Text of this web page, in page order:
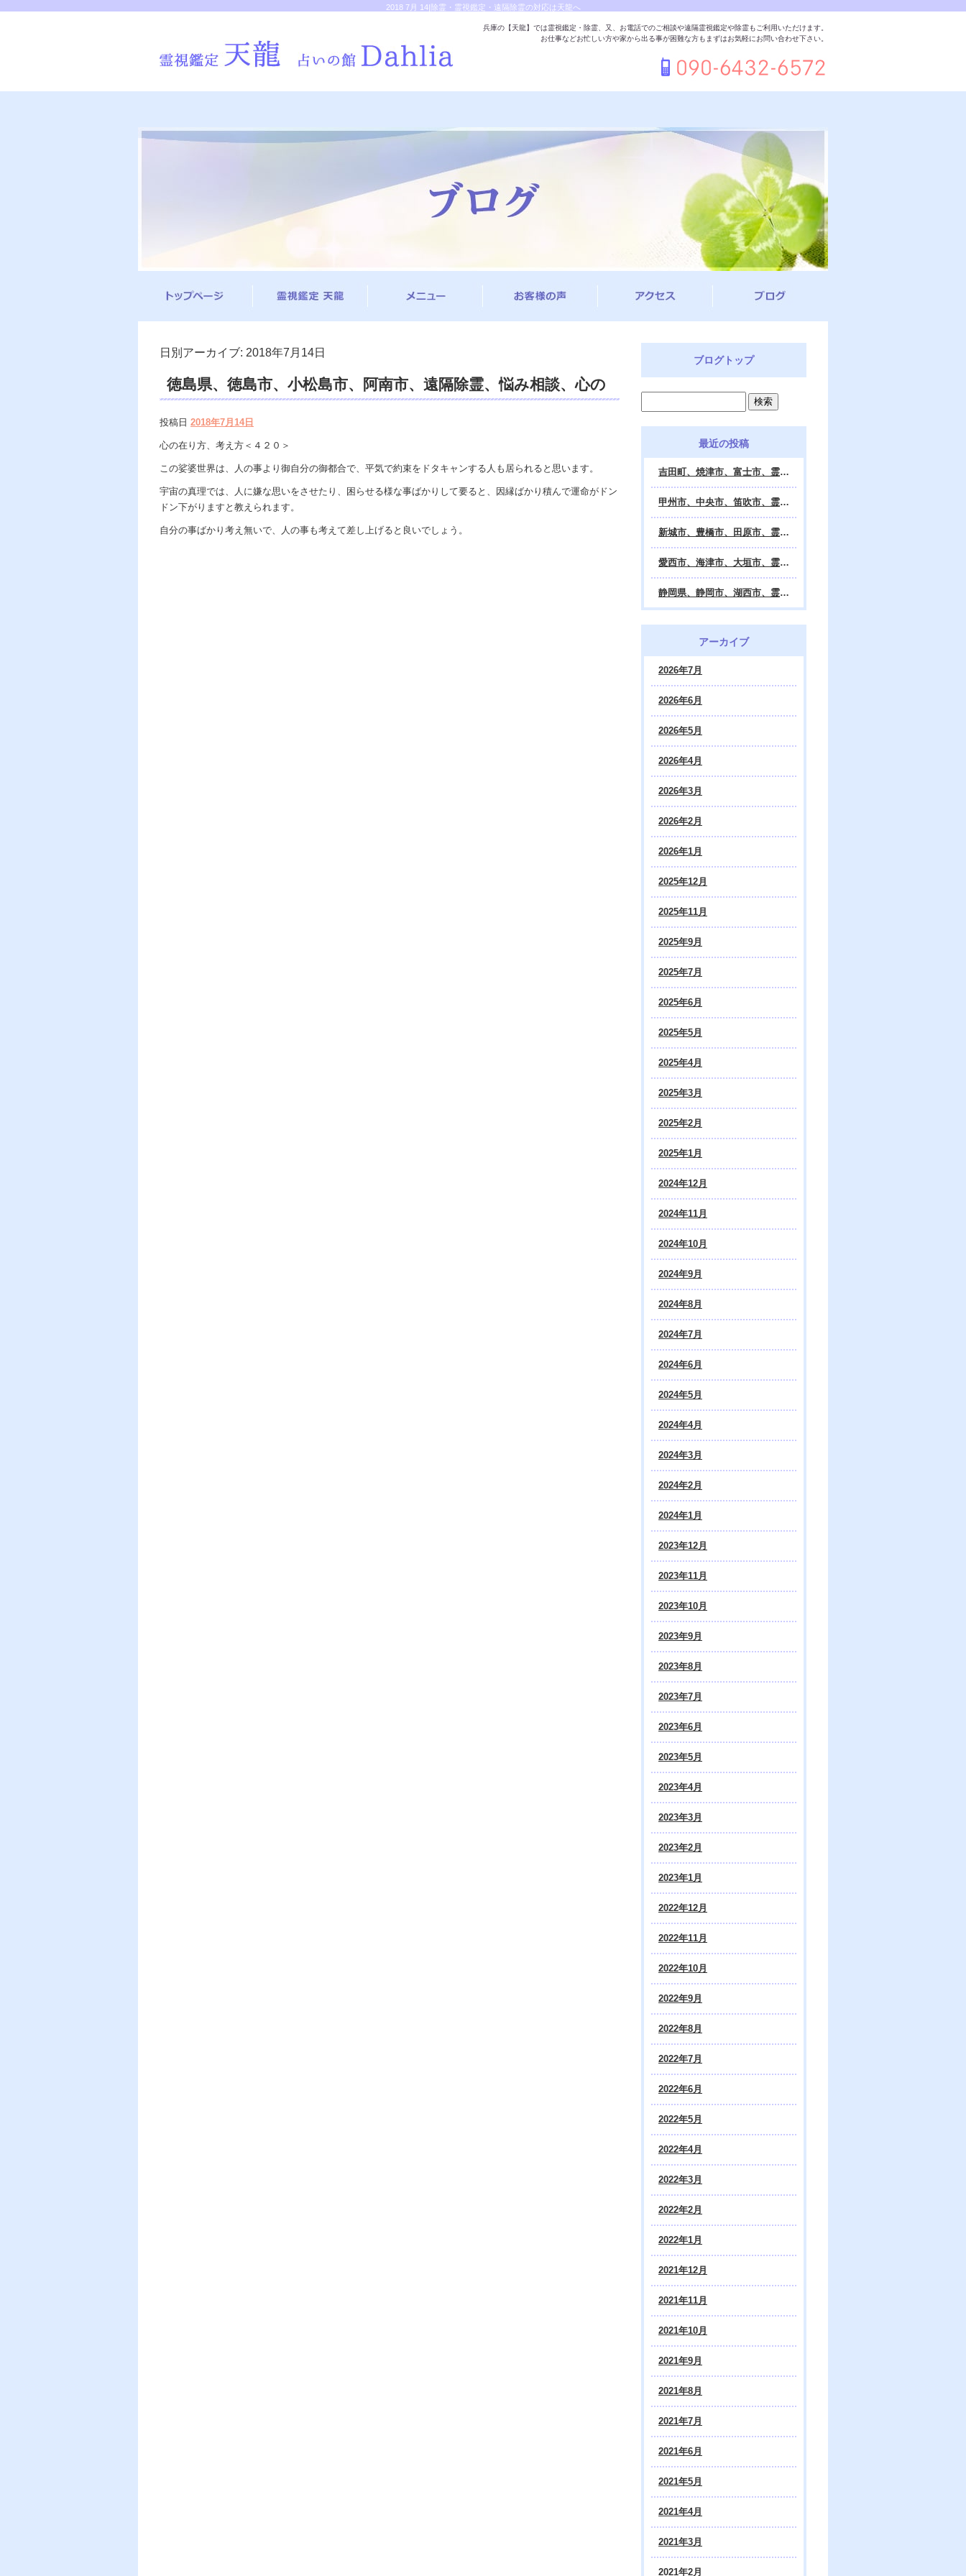
2018 7月 14|除霊・霊視鑑定・遠隔除霊の対応は天龍へ
兵庫の【天龍】では霊視鑑定・除霊、又、お電話でのご相談や遠隔霊視鑑定や除霊もご利用いただけます。
お仕事などお忙しい方や家から出る事が困難な方もまずはお気軽にお問い合わせ下さい。
日別アーカイブ: 2018年7月14日
徳島県、徳島市、小松島市、阿南市、遠隔除霊、悩み相談、心の
投稿日 2018年7月14日
心の在り方、考え方＜４２０＞
この娑婆世界は、人の事より御自分の御都合で、平気で約束をドタキャンする人も居られると思います。
宇宙の真理では、人に嫌な思いをさせたり、困らせる様な事ばかりして要ると、因縁ばかり積んで運命がドン
ドン下がりますと教えられます。
自分の事ばかり考え無いで、人の事も考えて差し上げると良いでしょう。
ブログトップ
最近の投稿
吉田町、焼津市、富士市、霊視鑑定 天龍・占いの館 Dahlia、対面・電話・オンライン鑑定、除霊、霊視鑑定、遠隔 除霊 口コミ、浄霊、交霊、祈祷、御祓い、四柱推命、姓名判断・九星気学・易・タロット・手相・数秘術・動物占い・姓名学・命運鑑定、開運、不安・苦痛・恐怖、悩み相談、スピリチュアルカウンセラー、ヒーリング、霊気治療、霊能力者、霊媒師、天龍知裕著、幸せを求めて、天の神様 VS 地獄の神様、宇宙の真理で未来は希望の光、この世で天国 あの世で天国、天龍知裕ブログ。
甲州市、中央市、笛吹市、霊視鑑定 天龍・占いの館 Dahlia、対面・電話・オンライン鑑定、除霊、霊視鑑定、遠隔 除霊 口コミ、浄霊、交霊、祈祷、御祓い、四柱推命、姓名判断・九星気学・易・タロット・手相・数秘術・動物占い・姓名学・命運鑑定、開運、不安・苦痛・恐怖、悩み相談、スピリチュアルカウンセラー、ヒーリング、霊気治療、霊能力者、霊媒師、天龍知裕著、幸せを求めて、天の神様 VS 地獄の神様、宇宙の真理で未来は希望の光、この世で天国 あの世で天国、天龍知裕ブログ。
新城市、豊橋市、田原市、霊視鑑定 天龍・占いの館 Dahlia、対面・電話・オンライン鑑定、除霊、霊視鑑定、遠隔 除霊 口コミ、浄霊、交霊、祈祷、御祓い、四柱推命、姓名判断・九星気学・易・タロット・手相・数秘術・動物占い・姓名学・命運鑑定、開運、不安・苦痛・恐怖、悩み相談、スピリチュアルカウンセラー、ヒーリング、霊能力者、霊媒師、天龍知裕著、幸せを求めて、天の神様 VS 地獄の神様、宇宙の真理で未来は希望の光、この世で天国 あの世で天国、天龍知裕ブログ。
愛西市、海津市、大垣市、霊視鑑定 天龍・占いの館 Dahlia、対面・電話・オンライン鑑定、遠隔 除霊 口コミ、浄霊、交霊、祈祷、御祓い、四柱推命、姓名判断・九星気学・易・タロット・手相・数秘術・動物占い・姓名学・命運鑑定、開運、不安・苦痛・恐怖、悩み相談、スピリチュアルカウンセラー、ヒーリング、霊能力者、霊媒師、天龍知裕著、幸せを求めて、天の神様 VS 地獄の神様、宇宙の真理で未来は希望の光、この世で天国 あの世で天国、天龍知裕ブログ。
静岡県、静岡市、湖西市、霊視鑑定 天龍・占いの館 Dahlia、対面・電話・オンライン鑑定、除霊、霊視鑑定、遠隔 除霊 口コミ、浄霊、交霊、祈祷、御祓い、四柱推命、姓名判断・九星気学・易・タロット・手相・数秘術・動物占い・姓名学・命運鑑定、開運、不安・苦痛・恐怖、悩み相談、スピリチュアルカウンセラー、ヒーリング、霊気治療、霊能力者、霊媒師、天龍知裕著、幸せを求めて、天の神様 VS 地獄の神様、宇宙の真理で未来は希望の光、この世で天国 あの世で天国、天龍知裕ブログ。
アーカイブ
2026年7月
2026年6月
2026年5月
2026年4月
2026年3月
2026年2月
2026年1月
2025年12月
2025年11月
2025年9月
2025年7月
2025年6月
2025年5月
2025年4月
2025年3月
2025年2月
2025年1月
2024年12月
2024年11月
2024年10月
2024年9月
2024年8月
2024年7月
2024年6月
2024年5月
2024年4月
2024年3月
2024年2月
2024年1月
2023年12月
2023年11月
2023年10月
2023年9月
2023年8月
2023年7月
2023年6月
2023年5月
2023年4月
2023年3月
2023年2月
2023年1月
2022年12月
2022年11月
2022年10月
2022年9月
2022年8月
2022年7月
2022年6月
2022年5月
2022年4月
2022年3月
2022年2月
2022年1月
2021年12月
2021年11月
2021年10月
2021年9月
2021年8月
2021年7月
2021年6月
2021年5月
2021年4月
2021年3月
2021年2月